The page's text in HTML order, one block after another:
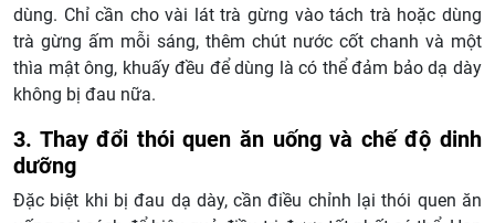
dùng. Chỉ cần cho vài lát trà gừng vào tách trà hoặc dùng
trà gừng ấm mỗi sáng, thêm chút nước cốt chanh và một
thìa mật ông, khuấy đều để dùng là có thể đảm bảo dạ dày
không bị đau nữa.
3. Thay đổi thói quen ăn uống và chế độ dinh
dưỡng
Đặc biệt khi bị đau dạ dày, cần điều chỉnh lại thói quen ăn